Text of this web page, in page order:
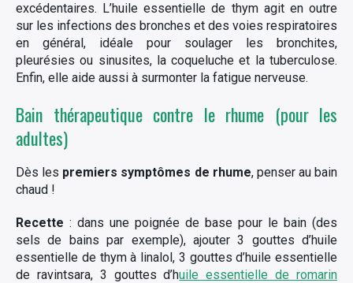
excédentaires. L’huile essentielle de thym agit en outre
sur les infections des bronches et des voies respiratoires
en général, idéale pour soulager les bronchites,
pleurésies ou sinusites, la coqueluche et la tuberculose.
Enfin, elle aide aussi à surmonter la fatigue nerveuse.
Bain thérapeutique contre le rhume (pour les
adultes)
Dès les premiers symptômes de rhume, penser au bain
chaud !
Recette : dans une poignée de base pour le bain (des
sels de bains par exemple), ajouter 3 gouttes d’huile
essentielle de thym à linalol, 3 gouttes d’huile essentielle
de ravintsara, 3 gouttes d’huile essentielle de romarin